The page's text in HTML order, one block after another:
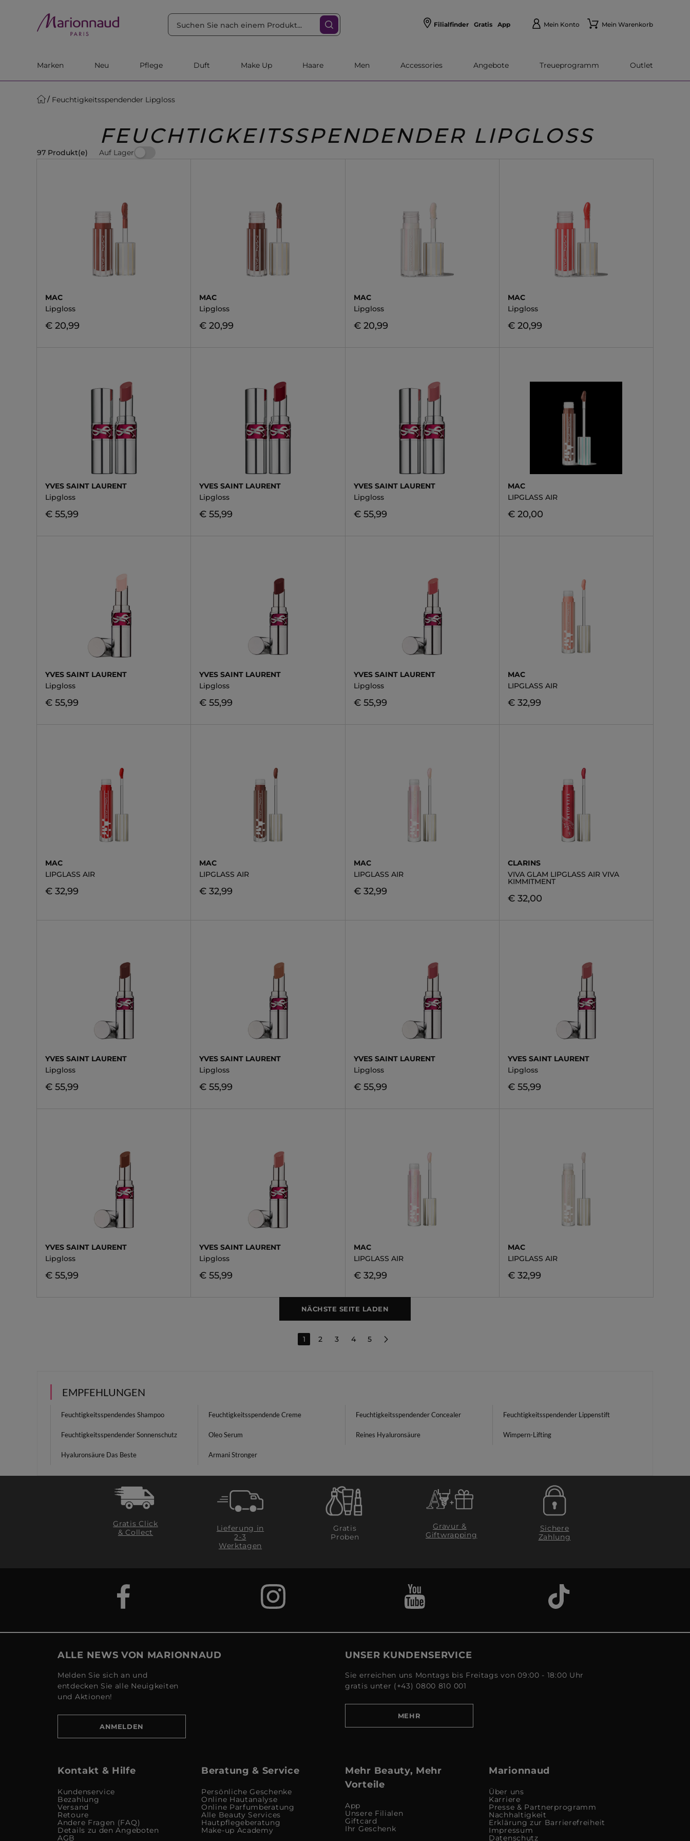
Filialfinder Gratis App Mein Konto Mein Warenkorb
Marken Neu Pflege Duft Make Up Haare Men Accessories Angebote Treueprogramm Outlet
Feuchtigkeitsspendender Lipgloss
FEUCHTIGKEITSSPENDENDER LIPGLOSS
97 Produkt(e) Auf Lager
MAC
Lipgloss
€ 20,99
MAC
Lipgloss
€ 20,99
MAC
Lipgloss
€ 20,99
MAC
Lipgloss
€ 20,99
YVES SAINT LAURENT
Lipgloss
€ 55,99
YVES SAINT LAURENT
Lipgloss
€ 55,99
YVES SAINT LAURENT
Lipgloss
€ 55,99
MAC
LIPGLASS AIR
€ 20,00
YVES SAINT LAURENT
Lipgloss
€ 55,99
YVES SAINT LAURENT
Lipgloss
€ 55,99
YVES SAINT LAURENT
Lipgloss
€ 55,99
MAC
LIPGLASS AIR
€ 32,99
MAC
LIPGLASS AIR
€ 32,99
MAC
LIPGLASS AIR
€ 32,99
MAC
LIPGLASS AIR
€ 32,99
CLARINS
VIVA GLAM LIPGLASS AIR VIVA
KIMMITMENT
€ 32,00
YVES SAINT LAURENT
Lipgloss
€ 55,99
YVES SAINT LAURENT
Lipgloss
€ 55,99
YVES SAINT LAURENT
Lipgloss
€ 55,99
YVES SAINT LAURENT
Lipgloss
€ 55,99
YVES SAINT LAURENT
Lipgloss
€ 55,99
YVES SAINT LAURENT
Lipgloss
€ 55,99
MAC
LIPGLASS AIR
€ 32,99
MAC
LIPGLASS AIR
€ 32,99
NÄCHSTE SEITE LADEN
1 2 3 4 5
EMPFEHLUNGEN
Feuchtigkeitsspendendes Shampoo Feuchtigkeitsspendende Creme Feuchtigkeitsspendender Concealer Feuchtigkeitsspendender Lippenstift
Feuchtigkeitsspendender Sonnenschutz Oleo Serum Reines Hyaluronsäure Wimpern-Lifting
Hyaluronsäure Das Beste Armani Stronger
Gratis Click
& Collect
Lieferung in
2-3
Werktagen
Gratis
Proben
Gravur &
Giftwrapping
Sichere
Zahlung
ALLE NEWS VON MARIONNAUD
Melden Sie sich an und
entdecken Sie alle Neuigkeiten
und Aktionen!
ANMELDEN
UNSER KUNDENSERVICE
Sie erreichen uns Montags bis Freitags von 09:00 - 18:00 Uhr
gratis unter (+43) 0800 810 001
MEHR
Kontakt & Hilfe
Kundenservice
Bezahlung
Versand
Retoure
Andere Fragen (FAQ)
Details zu den Angeboten
AGB
Beratung & Service
Persönliche Geschenke
Online Hautanalyse
Online Parfumberatung
Alle Beauty Services
Hautpflegeberatung
Make-up Academy
Mehr Beauty, Mehr
Vorteile
App
Unsere Filialen
Giftcard
Ihr Geschenk
Marionnaud
Über uns
Karriere
Presse & Partnerprogramm
Nachhaltigkeit
Erklärung zur Barrierefreiheit
Impressum
Datenschutz